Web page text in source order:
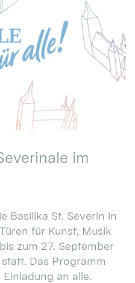
im
Basilika St. Severin in
für Kunst, Musik
zum 27. September
Das Programm
an alle.